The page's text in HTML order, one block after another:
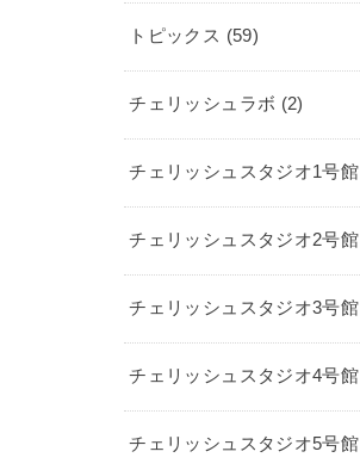
トピックス (59)
チェリッシュラボ (2)
チェリッシュスタジオ1号館
チェリッシュスタジオ2号館
チェリッシュスタジオ3号館
チェリッシュスタジオ4号館
チェリッシュスタジオ5号館